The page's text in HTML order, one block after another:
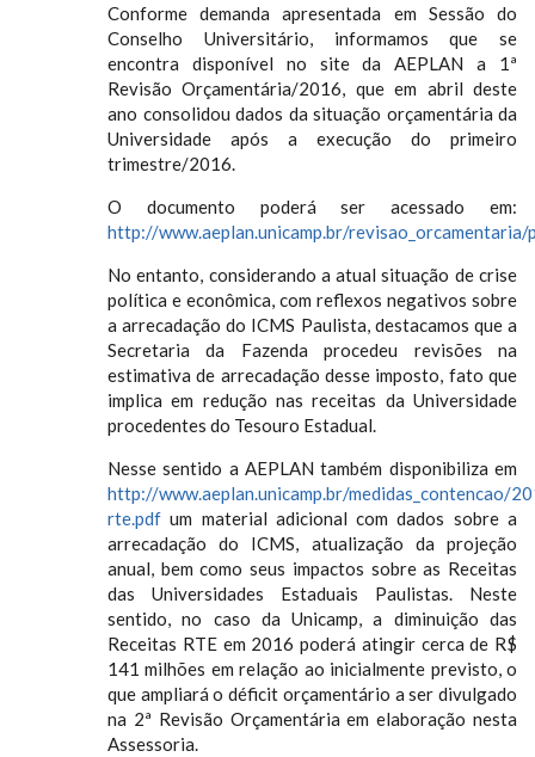
Conforme demanda apresentada em Sessão do
Conselho Universitário, informamos que se
encontra disponível no site da AEPLAN a 1ª
Revisão Orçamentária/2016, que em abril deste
ano consolidou dados da situação orçamentária da
Universidade após a execução do primeiro
trimestre/2016.
O documento poderá ser acessado em:
http://www.aeplan.unicamp.br/
No entanto, considerando a atual situação de crise
política e econômica, com reflexos negativos sobre
a arrecadação do ICMS Paulista, destacamos que a
Secretaria da Fazenda procedeu revisões na
estimativa de arrecadação desse imposto, fato que
implica em redução nas receitas da Universidade
procedentes do Tesouro Estadual.
Nesse sentido a AEPLAN também disponibiliza em
http://www.aeplan.unicamp.br/medidas_contencao/
rte.pdf um material adicional com dados sobre a
arrecadação do ICMS, atualização da projeção
anual, bem como seus impactos sobre as Receitas
das Universidades Estaduais Paulistas. Neste
sentido, no caso da Unicamp, a diminuição das
Receitas RTE em 2016 poderá atingir cerca de R$
141 milhões em relação ao inicialmente previsto, o
que ampliará o déficit orçamentário a ser divulgado
na 2ª Revisão Orçamentária em elaboração nesta
Assessoria.